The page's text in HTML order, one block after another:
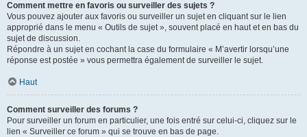
Comment mettre en favoris ou surveiller des sujets ?
Vous pouvez ajouter aux favoris ou surveiller un sujet en cliquant sur le lien
approprié dans le menu « Outils de sujet », souvent placé en haut et en bas du
sujet de discussion.
Répondre à un sujet en cochant la case du formulaire « M’avertir lorsqu’une
réponse est postée » vous permettra également de surveiller le sujet.
Haut
Comment surveiller des forums ?
Pour surveiller un forum en particulier, une fois entré sur celui-ci, cliquez sur le
lien « Surveiller ce forum » qui se trouve en bas de page.